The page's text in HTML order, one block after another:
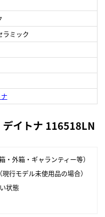
ラミック
デイトナ 116518LN
外箱・ギャランティー等）
行モデル未使用品の場合）
状態